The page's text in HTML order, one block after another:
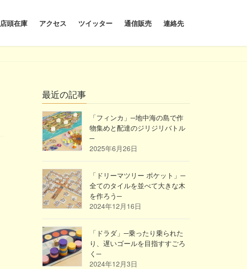
店頭在庫 アクセス ツイッター 通信販売 連絡先
最近の記事
「フィンカ」─地中海の島で作
物集めと配達のジリジリバトル
─
2025年6月26日
「ドリーマツリー ポケット」─
全てのタイルを並べて大きな木
を作ろう─
2024年12月16日
「ドラダ」─乗ったり乗られた
り、遅いゴールを目指すすごろ
く─
2024年12月3日